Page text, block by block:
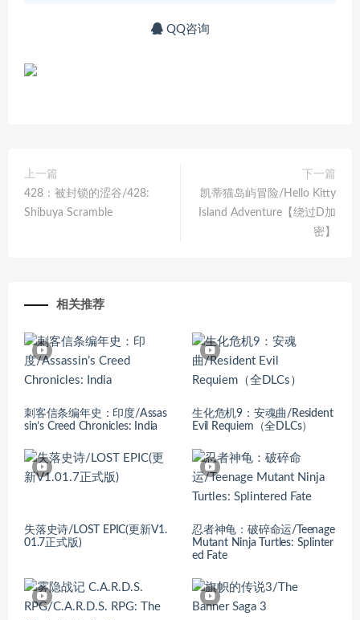
QQ咨询
上一篇
428：被封锁的涩谷/428:
Shibuya Scramble
下一篇
凯蒂猫岛屿冒险/Hello Kitty
Island Adventure【绕过D加
密】
相关推荐
刺客信条编年史：印度/Assas
sin’s Creed Chronicles: India
生化危机9：安魂曲/Resident
Evil Requiem（全DLCs）
失落史诗/LOST EPIC(更新V1.
01.7正式版)
忍者神龟：破碎命运/Teenage
Mutant Ninja Turtles: Splinter
ed Fate